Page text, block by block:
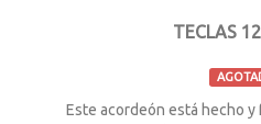
TECLAS
Este acordeón está hecho y